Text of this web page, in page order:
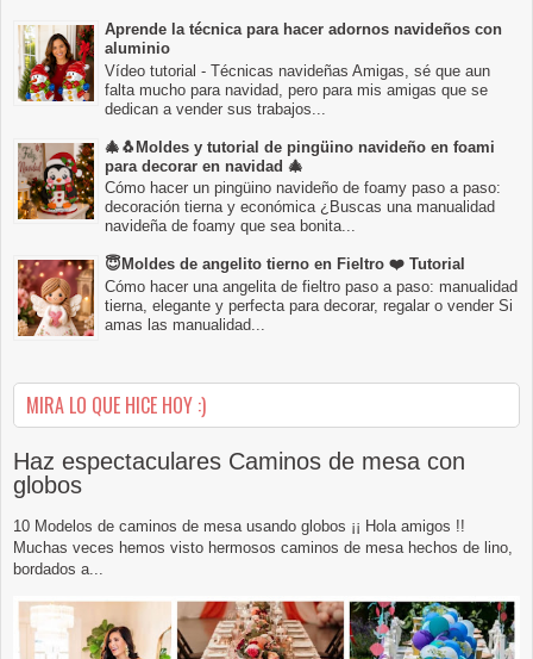
Aprende la técnica para hacer adornos navideños con
aluminio
Vídeo tutorial - Técnicas navideñas Amigas, sé que aun
falta mucho para navidad, pero para mis amigas que se
dedican a vender sus trabajos...
🎄🐧Moldes y tutorial de pingüino navideño en foami
para decorar en navidad 🎄
Cómo hacer un pingüino navideño de foamy paso a paso:
decoración tierna y económica ¿Buscas una manualidad
navideña de foamy que sea bonita...
😇Moldes de angelito tierno en Fieltro ❤️ Tutorial
Cómo hacer una angelita de fieltro paso a paso: manualidad
tierna, elegante y perfecta para decorar, regalar o vender Si
amas las manualidad...
MIRA LO QUE HICE HOY :)
Haz espectaculares Caminos de mesa con
globos
10 Modelos de caminos de mesa usando globos ¡¡ Hola amigos !!
Muchas veces hemos visto hermosos caminos de mesa hechos de lino,
bordados a...